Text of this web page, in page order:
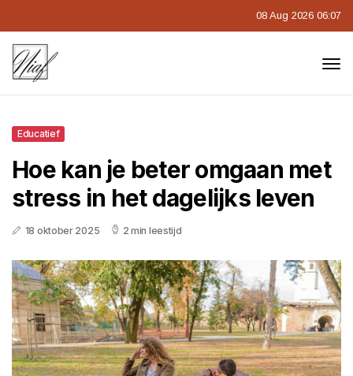
08 Aug 2026 06:07
Educatief
Hoe kan je beter omgaan met
stress in het dagelijks leven
18 oktober 2025 2 min leestijd